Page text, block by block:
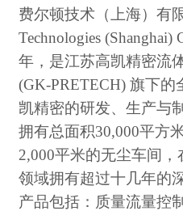
费尔顿技术（上海）有
Technologies
年，是江苏高凯精密流
(GK-PRETECH) 旗下
凯精密的研发、生产与
拥有总面积30,000平方
2,000平米的无尘车间
领域拥有超过十几年的
产品包括：质量流量控